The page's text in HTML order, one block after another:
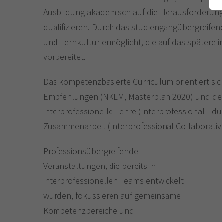
Ausbildung akademisch auf die
qualifizieren. Durch das
und Lernkultur ermöglicht, die auf das spätere
vorbereitet.
Das kompetenzbasierte Curriculum orientiert
Empfehlungen (NKLM, Masterplan 2020) und
interprofessionelle Lehre (Interprofessional
Zusammenarbeit (Interprofessional
Professionsübergreifende
Veranstaltungen, die bereits in
interprofessionellen Teams entwickelt
wurden, fokussieren auf gemeinsame
Kompetenzbereiche und